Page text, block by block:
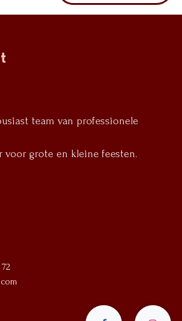
team van professionele
voor grote en kleine feesten.